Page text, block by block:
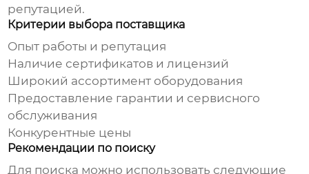
репутацией.
Критерии выбора поставщика
Опыт работы и репутация
Наличие сертификатов и лицензий
Широкий ассортимент оборудования
Предоставление гарантии и сервисного
обслуживания
Конкурентные цены
Рекомендации по поиску
Для поиска можно использовать следующие